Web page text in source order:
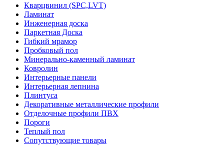
Кварцвинил (SPC,LVT)
Ламинат
Инженерная доска
Паркетная Доска
Гибкий мрамор
Пробковый пол
Минерально-каменный ламинат
Ковролин
Интерьерные панели
Интерьерная лепнина
Плинтуса
Декоративные металлические профили
Отделочные профили ПВХ
Пороги
Теплый пол
Сопутствующие товары